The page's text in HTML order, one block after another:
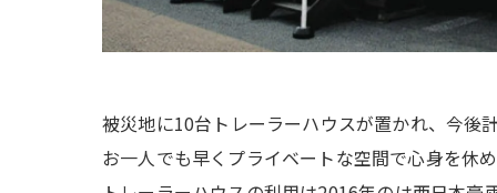
被災地に10台トレーラーハウスが置かれ、今後
お一人でも早くプライベートな空間で心身を休